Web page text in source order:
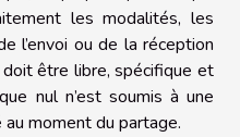
les modalités, les
l’envoi ou de la réception
doit être libre, spécifique et
nul n’est soumis à une
moment du partage.